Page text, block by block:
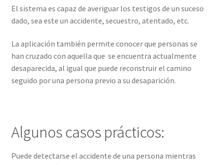
El sistema es capaz de averiguar los testigos de un suceso
dado, sea este un accidente, secuestro, atentado, etc.
La aplicación también permite conocer que personas se
han cruzado con aquella que se encuentra actualmente
desaparecida, al igual que puede reconstruir el camino
seguido por una persona previo a su desaparición.
Algunos casos prácticos:
Puede detectarse el accidente de una persona mientras